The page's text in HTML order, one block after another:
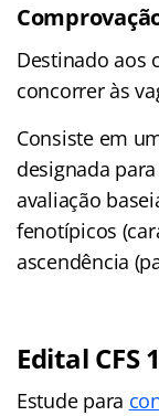
Destinado aos
concorrer às
Consiste em
designada
avaliação
fenotípicos
ascendência
Edital
Estude para